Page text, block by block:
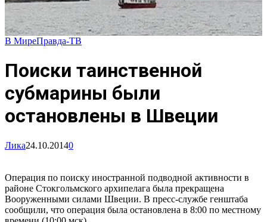
В МиреПравда-ТВ
Поиски таинственной
субмарины были
остановлены в Швеции
Лика24.10.20140
Операция по поиску иностранной подводной активности в
районе Стокгольмского архипелага была прекращена
Вооруженными силами Швеции. В пресс-службе генштаба
сообщили, что операция была остановлена в 8:00 по местному